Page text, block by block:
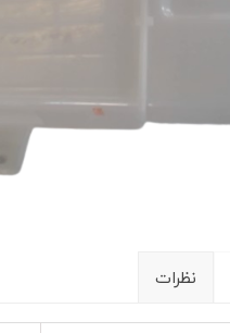
نظرات